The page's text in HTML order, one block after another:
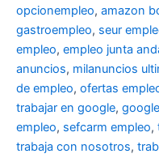
opcionempleo, amazon
gastroempleo, seur
empleo, empleo junta
anuncios, milanuncios
de empleo, ofertas
trabajar en google,
empleo, sefcarm empleo,
trabaja con nosotros,